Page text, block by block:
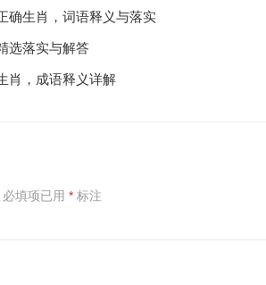
确生肖，词语释义与落实
选落实与解答
肖，成语释义详解
必填项已用 * 标注